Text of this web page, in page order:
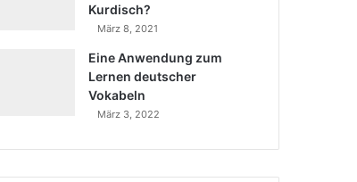
Kurdisch?
März 8, 2021
Eine Anwendung zum
Lernen deutscher
Vokabeln
März 3, 2022